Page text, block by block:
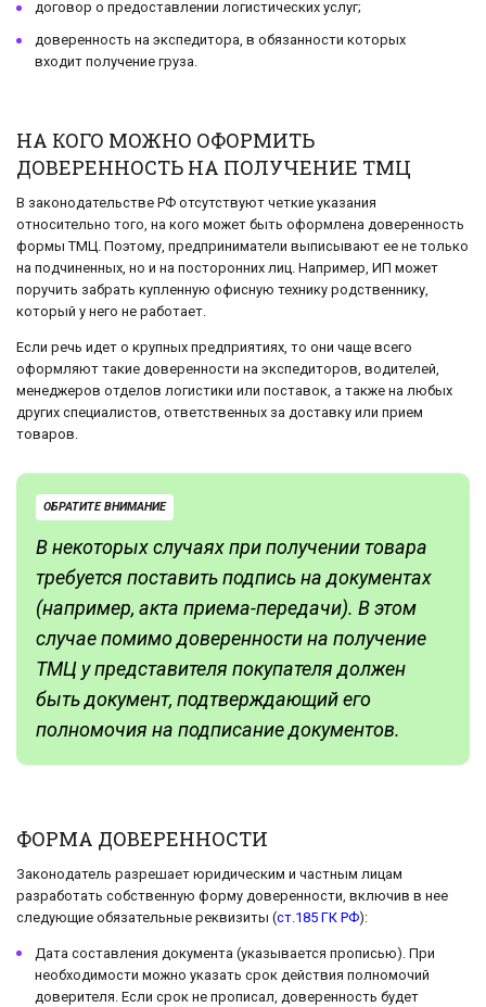
договор о предоставлении логистических услуг;
доверенность на экспедитора, в обязанности которых
входит получение груза.
НА КОГО МОЖНО ОФОРМИТЬ
ДОВЕРЕННОСТЬ НА ПОЛУЧЕНИЕ ТМЦ
В законодательстве РФ отсутствуют четкие указания
относительно того, на кого может быть оформлена доверенность
формы ТМЦ. Поэтому, предприниматели выписывают ее не только
на подчиненных, но и на посторонних лиц. Например, ИП может
поручить забрать купленную офисную технику родственнику,
который у него не работает.
Если речь идет о крупных предприятиях, то они чаще всего
оформляют такие доверенности на экспедиторов, водителей,
менеджеров отделов логистики или поставок, а также на любых
других специалистов, ответственных за доставку или прием
товаров.
ОБРАТИТЕ ВНИМАНИЕ
В некоторых случаях при получении товара
требуется поставить подпись на документах
(например, акта приема-передачи). В этом
случае помимо доверенности на получение
ТМЦ у представителя покупателя должен
быть документ, подтверждающий его
полномочия на подписание документов.
ФОРМА ДОВЕРЕННОСТИ
Законодатель разрешает юридическим и частным лицам
разработать собственную форму доверенности, включив в нее
следующие обязательные реквизиты (ст.185 ГК РФ):
Дата составления документа (указывается прописью). При
необходимости можно указать срок действия полномочий
доверителя. Если срок не прописал, доверенность будет